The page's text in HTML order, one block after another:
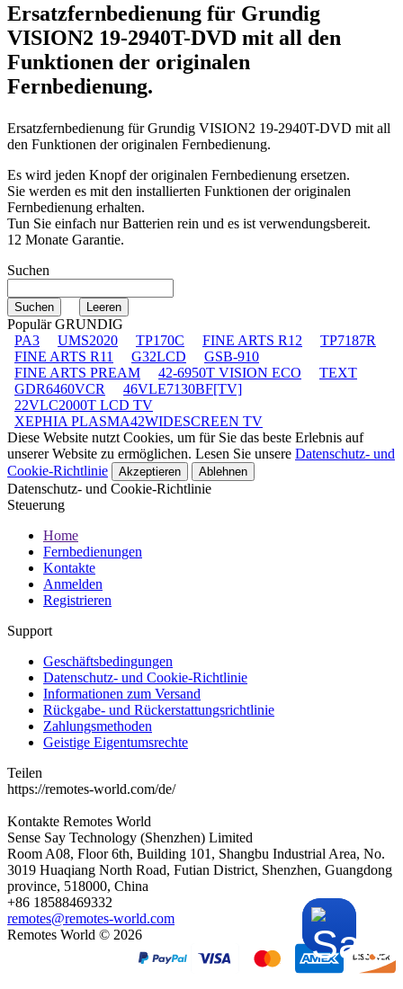
Ersatzfernbedienung für Grundig
VISION2 19-2940T-DVD mit all den
Funktionen der originalen
Fernbedienung.
Ersatzfernbedienung fürGrundig VISION2 19-2940T-DVD mit all
den Funktionen der originalen Fernbedienung.
Es wird jeden Knopf der originalen Fernbedienung ersetzen.
Sie werden es mit den installierten Funktionen der originalen
Fernbedienung erhalten.
Tun Sie einfach nur Batterien rein und es ist verwendungsbereit.
12 Monate Garantie.
Suchen
Populär GRUNDIG
PA3
UMS2020 TP170C FINE ARTS R12
TP7187R
FINE ARTS R11
G32LCD
GSB-910
FINE ARTS PREAM
42-6950T VISION ECO
TEXT
GDR6460VCR
46VLE7130BF[TV]
22VLC2000T LCD TV
XEPHIA PLASMA42WIDESCREEN TV
Diese Website nutzt Cookies, um für Sie das beste Erlebnis auf
unserer Website zu ermöglichen. Lesen Sie unsere Datenschutz- und
Cookie-Richtlinie
Akzeptieren Ablehnen
Datenschutz- und Cookie-Richtlinie
Steuerung
Home
Fernbedienungen
Kontakte
Anmelden
Registrieren
Support
Geschäftsbedingungen
Datenschutz- und Cookie-Richtlinie
Informationen zum Versand
Rückgabe- und Rückerstattungsrichtlinie
Zahlungsmethoden
Geistige Eigentumsrechte
Teilen
https://remotes-world.com/de/
Kontakte Remotes World
Sense Say Technology (Shenzhen) Limited
Room A08, Floor 6th, Building 101, Shangbu Industrial Area, No.
3019 Huaqiang North Road, Futian District, Shenzhen, Guangdong
province, 518000, China
+86 18588469332
remotes@remotes-world.com
Remotes World © 2026